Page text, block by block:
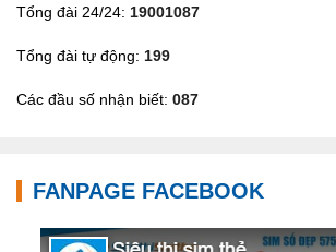
Tổng đài 24/24: 19001087
Tổng đài tự động: 199
Các đầu số nhận biết: 087
FANPAGE FACEBOOK